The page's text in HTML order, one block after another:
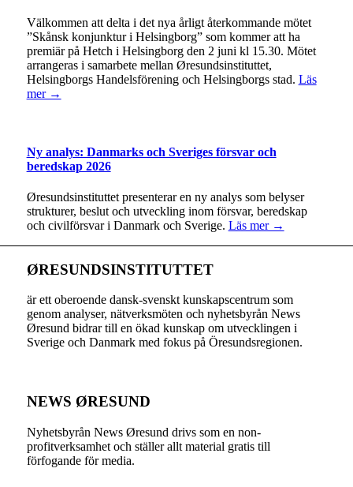
Välkommen att delta i det nya årligt återkommande mötet
”Skånsk konjunktur i Helsingborg” som kommer att ha
premiär på Hetch i Helsingborg den 2 juni kl 15.30. Mötet
arrangeras i samarbete mellan Øresundsinstituttet,
Helsingborgs Handelsförening och Helsingborgs stad. Läs
mer →
Ny analys: Danmarks och Sveriges försvar och
beredskap 2026
Øresundsinstituttet presenterar en ny analys som belyser
strukturer, beslut och utveckling inom försvar, beredskap
och civilförsvar i Danmark och Sverige. Läs mer →
ØRESUNDSINSTITUTTET
är ett oberoende dansk-svenskt kunskapscentrum som
genom analyser, nätverksmöten och nyhetsbyrån News
Øresund bidrar till en ökad kunskap om utvecklingen i
Sverige och Danmark med fokus på Öresundsregionen.
NEWS ØRESUND
Nyhetsbyrån News Øresund drivs som en non-
profitverksamhet och ställer allt material gratis till
förfogande för media.